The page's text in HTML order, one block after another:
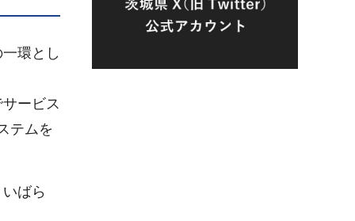
環とし
ービス
テムを
ばら